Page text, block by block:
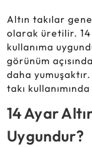
Altın takılar
olarak üretilir. 14
kullanıma
görünüm
daha
takı
14 Ayar
Uygundur?